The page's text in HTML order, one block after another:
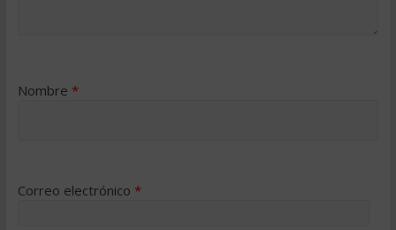
Nombre *
Correo electrónico *